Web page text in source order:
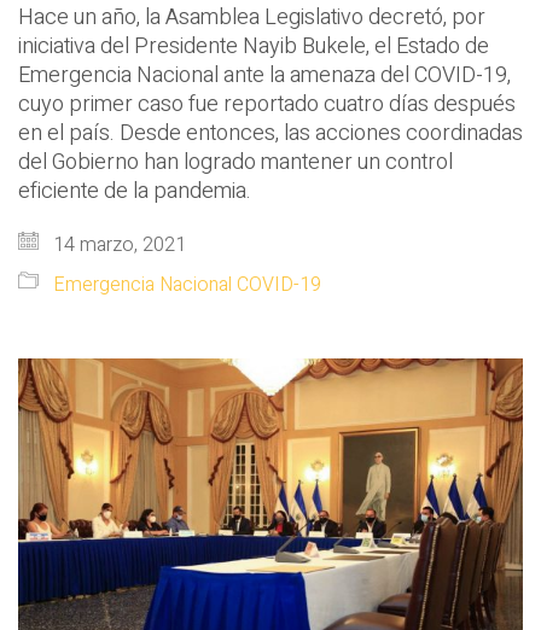
Hace un año, la Asamblea Legislativo decretó, por
iniciativa del Presidente Nayib Bukele, el Estado de
Emergencia Nacional ante la amenaza del COVID-19,
cuyo primer caso fue reportado cuatro días después
en el país. Desde entonces, las acciones coordinadas
del Gobierno han logrado mantener un control
eficiente de la pandemia.
14 marzo, 2021
Emergencia Nacional COVID-19